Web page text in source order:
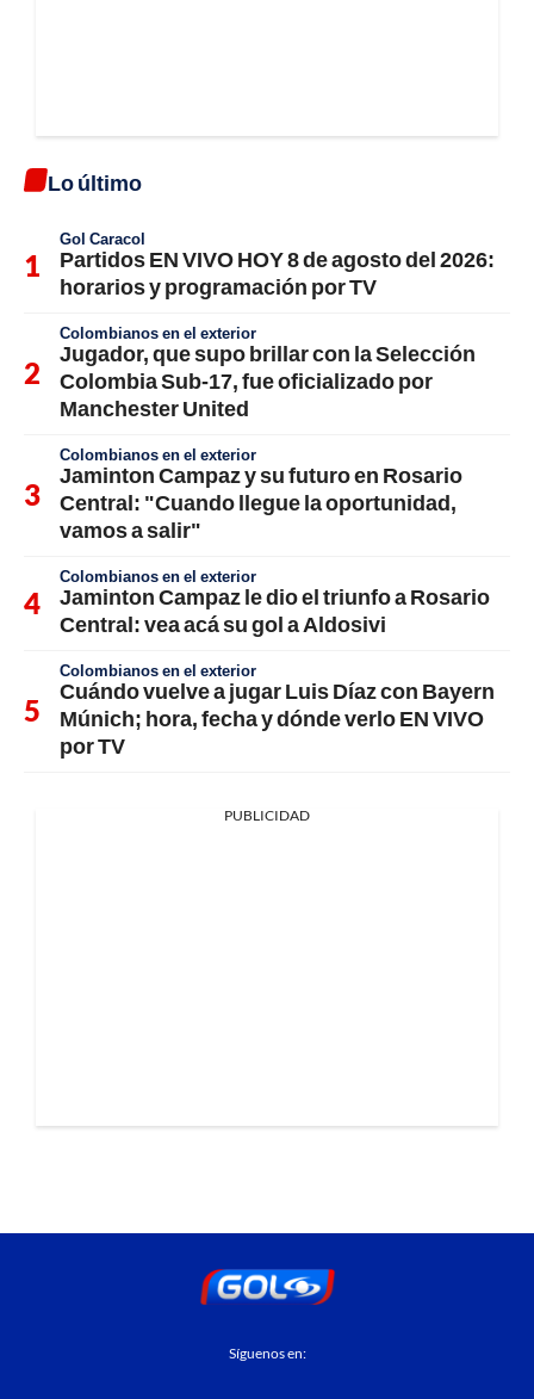
Lo último
Gol Caracol
Partidos EN VIVO HOY 8 de agosto del 2026:
horarios y programación por TV
Colombianos en el exterior
Jugador, que supo brillar con la Selección
Colombia Sub-17, fue oficializado por
Manchester United
Colombianos en el exterior
Jaminton Campaz y su futuro en Rosario
Central: "Cuando llegue la oportunidad,
vamos a salir"
Colombianos en el exterior
Jaminton Campaz le dio el triunfo a Rosario
Central: vea acá su gol a Aldosivi
Colombianos en el exterior
Cuándo vuelve a jugar Luis Díaz con Bayern
Múnich; hora, fecha y dónde verlo EN VIVO
por TV
PUBLICIDAD
Síguenos en: